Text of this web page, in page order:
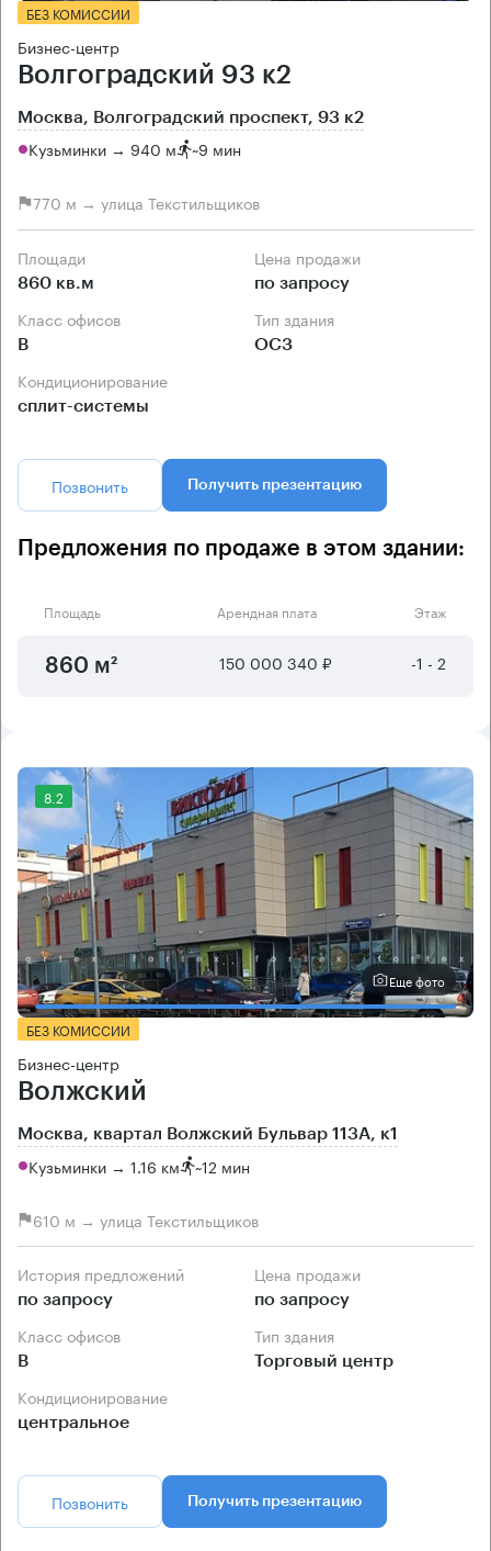
БЕЗ КОМИССИИ
Бизнес-центр
Волгоградский 93 к2
Москва, Волгоградский проспект, 93 к2
Кузьминки → 940 м ~9 мин
770 м → улица Текстильщиков
Площади
860 кв.м
Цена продажи
по запросу
Класс офисов
B
Тип здания
ОСЗ
Кондиционирование
сплит-системы
Позвонить Получить презентацию
Предложения по продаже в этом здании:
Площадь Арендная плата Этаж
860 м² 150 000 340 ₽ -1 - 2
8.2
Еще фото
БЕЗ КОМИССИИ
Бизнес-центр
Волжский
Москва, квартал Волжский Бульвар 113А, к1
Кузьминки → 1.16 км ~12 мин
610 м → улица Текстильщиков
История предложений
по запросу
Цена продажи
по запросу
Класс офисов
B
Тип здания
Торговый центр
Кондиционирование
центральное
Позвонить Получить презентацию